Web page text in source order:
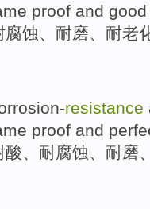
proof and good
蚀、 耐磨、耐老
resistance
proof and
酸 、耐腐蚀、 耐磨